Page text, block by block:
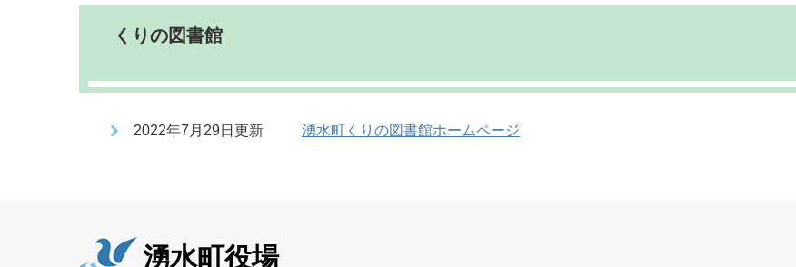
くりの図書館
2022年7月29日更新 湧水町くりの図書館ホームページ
湧水町役場